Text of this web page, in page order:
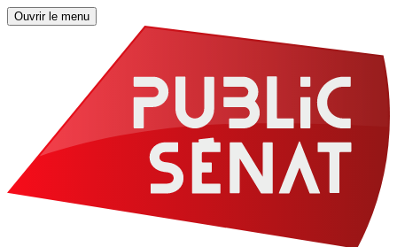
Ouvrir le menu